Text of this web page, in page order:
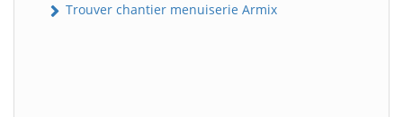
Trouver chantier menuiserie Armix